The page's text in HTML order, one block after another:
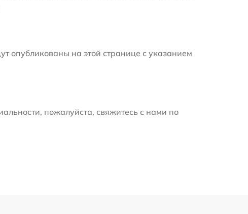
опубликованы на этой странице с указанием
пожалуйста, свяжитесь с нами по